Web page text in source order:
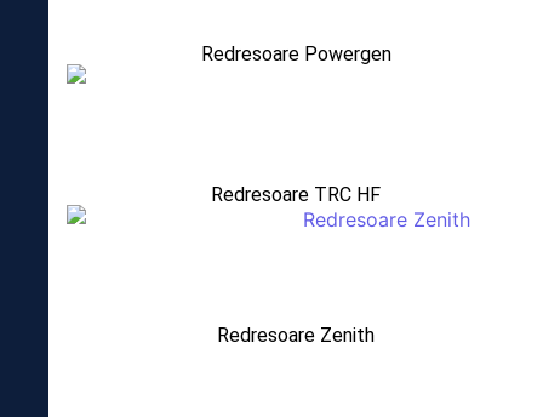
Redresoare Powergen
Redresoare TRC HF
Redresoare Zenith